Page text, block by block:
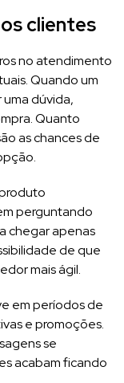
clientes
no atendimento
Quando um
dúvida,
Quanto
as chances de
perguntando
chegar apenas
de que
mais ágil.
em períodos de
e promoções.
se
acabam ficando